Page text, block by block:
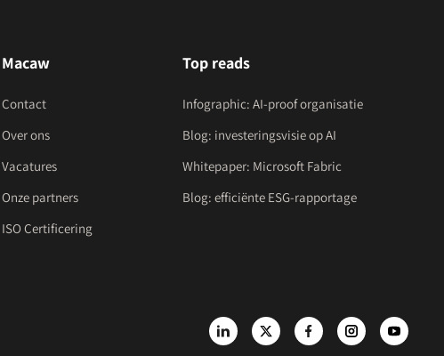
Macaw
Contact
Over ons
Vacatures
Onze partners
ISO Certificering
Top reads
Infographic: AI-proof organisatie
Blog: investeringsvisie op AI
Whitepaper: Microsoft Fabric
Blog: efficiënte ESG-rapportage